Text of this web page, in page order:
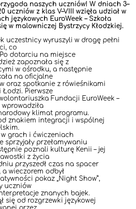
naszych uczniów! W dniach 3–
uczniów z klas V–VIII wzięła udział w
językowych EuroWeek – Szkoła
w malowniczej Bystrzycy Kłodzkiej.
uczestnicy wyruszyli w drogę pełni
co
dotarciu na miejsce
zapoznała się z
w ośrodku, a następnie
na oficjalne
oraz spotkanie z rówieśnikami
Łodzi. Pierwsze
Fundacji EuroWeek –
klimat programu.
znakiem integracji i wspólnej
grach i ćwiczeniach
sprzyjały przełamywaniu
poznali kulturę Kenii – jej
z życia
przyszedł czas na spacer
a wieczorem odbył
pokaz „Night Show”,
uczniów
znanych bajek.
się od rozgrzewki językowej